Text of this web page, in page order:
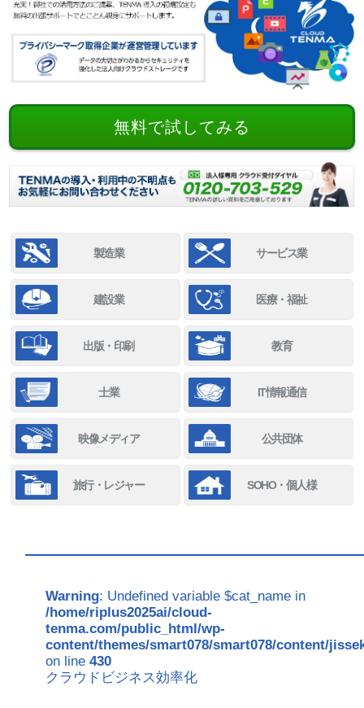
無料で試してみる
製造業 サービス業
建設業 医療・福祉
出版・印刷 教育
士業 IT情報通信
映像メディア 公共団体
旅行・レジャー SOHO・個人様
Warning: Undefined variable $cat_name in
/home/riplus2025ai/cloud-
tenma.com/public_html/wp-
content/themes/smart078/smart078/content/
on line430
クラウドビジネス効率化